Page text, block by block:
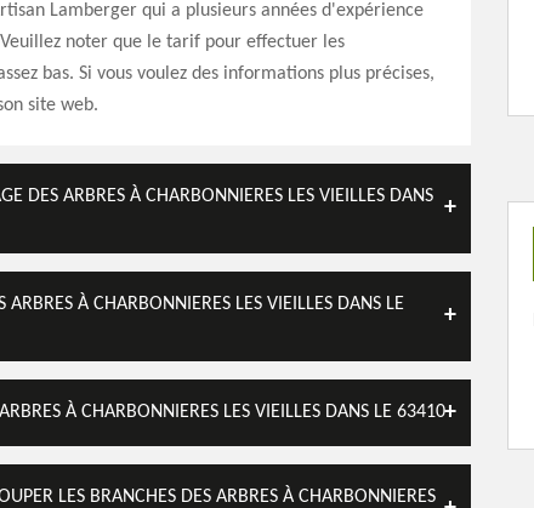
Lamberger qui a plusieurs années d'expérience
noter que le tarif pour effectuer les
bas. Si vous voulez des informations plus précises,
site web.
DES ARBRES À CHARBONNIERES LES VIEILLES DANS
À CHARBONNIERES LES VIEILLES DANS LE
À CHARBONNIERES LES VIEILLES DANS LE 63410
LES BRANCHES DES ARBRES À CHARBONNIERES